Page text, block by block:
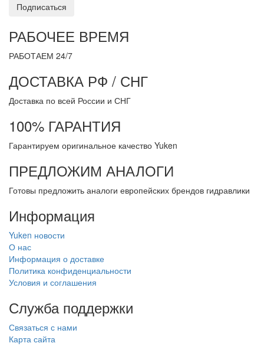
Подписаться
РАБОЧЕЕ ВРЕМЯ
РАБОТАЕМ 24/7
ДОСТАВКА РФ / СНГ
Доставка по всей России и СНГ
100% ГАРАНТИЯ
Гарантируем оригинальное качество Yuken
ПРЕДЛОЖИМ АНАЛОГИ
Готовы предложить аналоги европейских брендов гидравлики
Информация
Yuken новости
О нас
Информация о доставке
Политика конфиденциальности
Условия и соглашения
Служба поддержки
Связаться с нами
Карта сайта